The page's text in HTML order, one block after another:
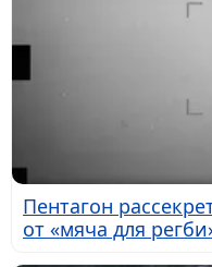
Пентагон
от «мяча для